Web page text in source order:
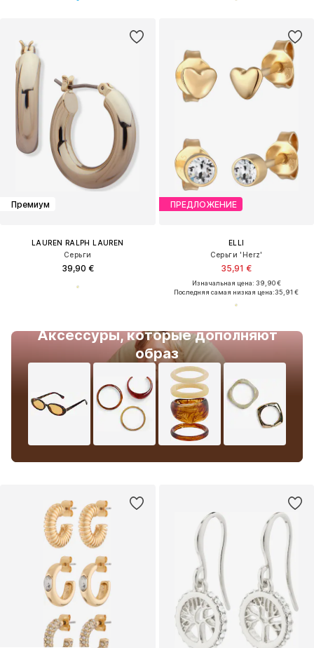
Премиум
LAUREN RALPH LAUREN
Серьги
39,90 €
Аксессуры, которые дополняют
образ
ПРЕДЛОЖЕНИЕ
ELLI
Серьги 'Herz'
35,91 €
Изначальная цена: 39,90 €
Последняя самая низкая цена:35,91 €